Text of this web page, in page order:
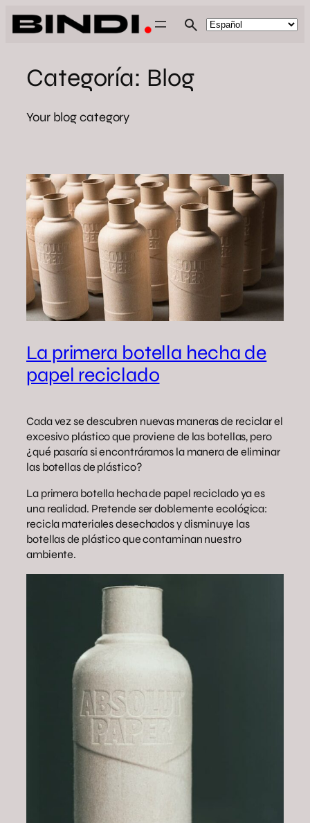
Saltar
al
Categoría: Blog
Your blog category
La primera botella hecha de
papel reciclado
Cada vez se descubren nuevas maneras de reciclar el
excesivo plástico que proviene de las botellas, pero
¿qué pasaría si encontráramos la manera de eliminar
las botellas de plástico?
La primera botella hecha de papel reciclado ya es
una realidad. Pretende ser doblemente ecológica:
recicla materiales desechados y disminuye las
botellas de plástico que contaminan nuestro
ambiente.